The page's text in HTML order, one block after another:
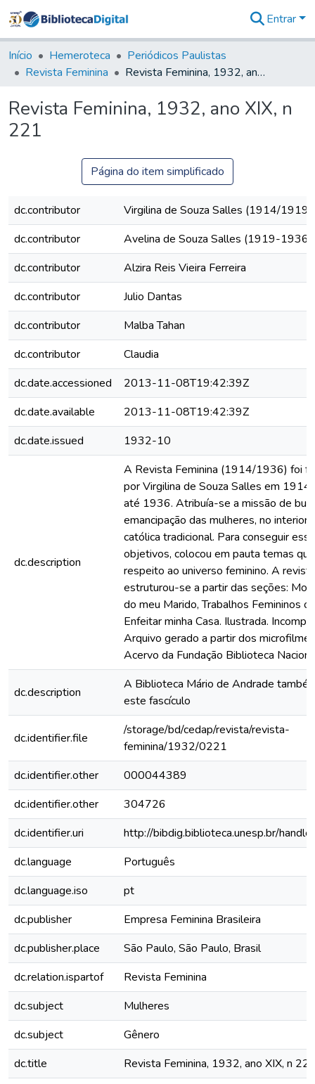
&
Coleções
Tudo na
Digital
Entrar
Início Hemeroteca
Periódicos Paulistas
Revista Feminina
Revista Feminina, 1932, ano XIX, n 221
Revista Feminina, 1932, ano XIX, n
221
Página do item simplificado
dc.contributor
Virgilina de Souza Salles (1914/1919)
dc.contributor
Avelina de Souza Salles (1919-1936)
dc.contributor
Alzira Reis Vieira Ferreira
dc.contributor
Julio Dantas
dc.contributor
Malba Tahan
dc.contributor
Claudia
dc.date.accessioned
2013-11-08T19:42:39Z
dc.date.available
2013-11-08T19:42:39Z
dc.date.issued
1932-10
dc.description
A Revista Feminina (1914/1936) foi
por Virgilina de Souza Salles em 1914
até 1936. Atribuía-se a missão de
emancipação das mulheres, no interior
católica tradicional. Para conseguir
objetivos, colocou em pauta temas
respeito ao universo feminino. A revista
estruturou-se a partir das seções:
do meu Marido, Trabalhos Femininos
Enfeitar minha Casa. Ilustrada.
Arquivo gerado a partir dos
Acervo da Fundação Biblioteca
dc.description
A Biblioteca Mário de Andrade
este fascículo
dc.identifier.file
/storage/bd/cedap/revista/revista-
feminina/1932/0221
dc.identifier.other
000044389
dc.identifier.other
304726
dc.identifier.uri
http://bibdig.biblioteca.unesp.br/
dc.language
Português
dc.language.iso
pt
dc.publisher
Empresa Feminina Brasileira
dc.publisher.place
São Paulo, São Paulo, Brasil
dc.relation.ispartof
Revista Feminina
dc.subject
Mulheres
dc.subject
Gênero
dc.title
Revista Feminina, 1932, ano XIX, n